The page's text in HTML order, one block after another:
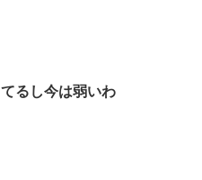
るし今は弱いわ